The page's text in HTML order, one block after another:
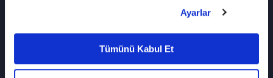
olarak açık rızanız dahilinde kullanılacaktır.
detaylı bilgi için Ayarlar butonuna tıklayabilir,
Çerez BilgilendirmeMetnimizi ziyaret
Ayarlar
Tümünü Kabul Et